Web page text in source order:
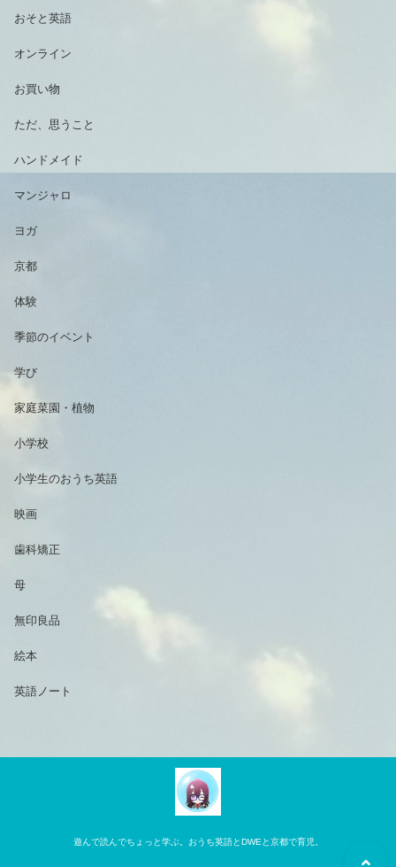
おそと英語
オンライン
お買い物
ただ、思うこと
ハンドメイド
マンジャロ
ヨガ
京都
体験
季節のイベント
学び
家庭菜園・植物
小学校
小学生のおうち英語
映画
歯科矯正
母
無印良品
絵本
英語ノート
遊んで読んでちょっと学ぶ。おうち英語とDWEと京都で育児。